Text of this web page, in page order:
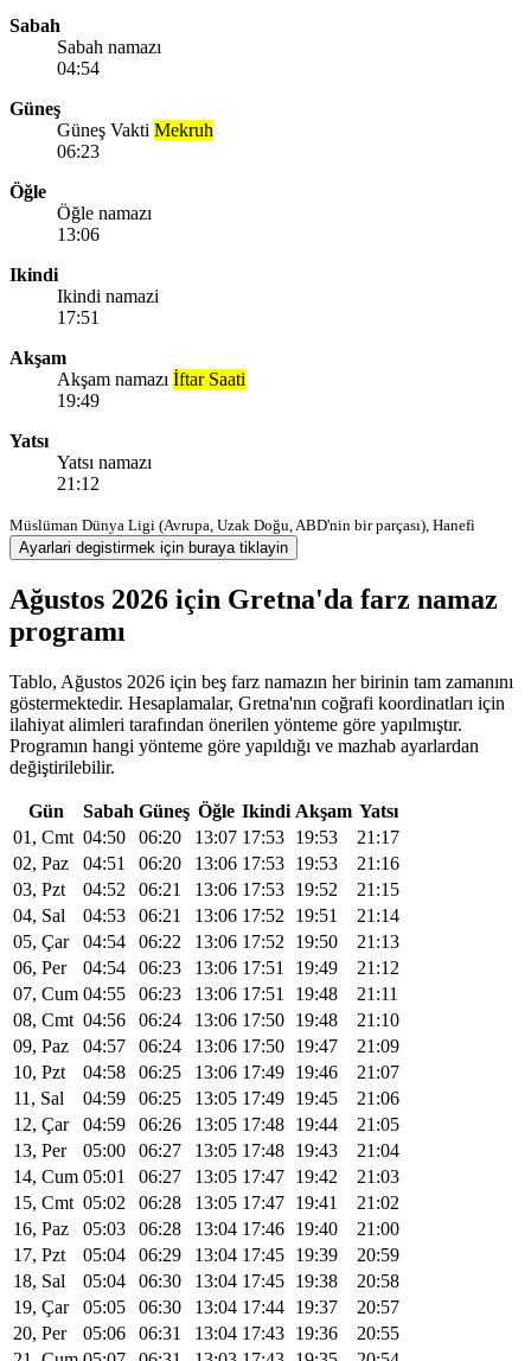
Sabah
Sabah namazı
04:54
Güneş
Güneş Vakti Mekruh
06:23
Öğle
Öğle namazı
13:06
Ikindi
Ikindi namazi
17:51
Akşam
Akşam namazı İftar Saati
19:49
Yatsı
Yatsı namazı
21:12
Müslüman Dünya Ligi (Avrupa, Uzak Doğu, ABD'nin bir parçası), Hanefi
Ayarlari degistirmek için buraya tiklayin
Ağustos 2026 için Gretna'da farz namaz
programı
Tablo, Ağustos 2026 için beş farz namazın her birinin tam zamanını
göstermektedir. Hesaplamalar, Gretna'nın coğrafi koordinatları için
ilahiyat alimleri tarafından önerilen yönteme göre yapılmıştır.
Programın hangi yönteme göre yapıldığı ve mazhab ayarlardan
değiştirilebilir.
Gün Sabah Güneş Öğle Ikindi Akşam Yatsı
01, Cmt 04:50 06:20 13:07 17:53 19:53
21:17
02, Paz
04:51 06:20 13:06 17:53 19:53
21:16
03, Pzt
04:52 06:21 13:06 17:53 19:52
21:15
04, Sal
04:53 06:21 13:06 17:52 19:51
21:14
05, Çar
04:54 06:22 13:06 17:52 19:50
21:13
06, Per
04:54 06:23 13:06 17:51 19:49
21:12
07, Cum 04:55 06:23 13:06 17:51 19:48
21:11
08, Cmt 04:56 06:24 13:06 17:50 19:48
21:10
09, Paz
04:57 06:24 13:06 17:50 19:47
21:09
10, Pzt
04:58 06:25 13:06 17:49 19:46
21:07
11, Sal
04:59 06:25 13:05 17:49 19:45
21:06
12, Çar
04:59 06:26 13:05 17:48 19:44
21:05
13, Per
05:00 06:27 13:05 17:48 19:43
21:04
14, Cum 05:01 06:27 13:05 17:47 19:42
21:03
15, Cmt 05:02 06:28 13:05 17:47 19:41
21:02
16, Paz
05:03 06:28 13:04 17:46 19:40
21:00
17, Pzt
05:04 06:29 13:04 17:45 19:39
20:59
18, Sal
05:04 06:30 13:04 17:45 19:38
20:58
19, Çar
05:05 06:30 13:04 17:44 19:37
20:57
20, Per
05:06 06:31 13:04 17:43 19:36
20:55